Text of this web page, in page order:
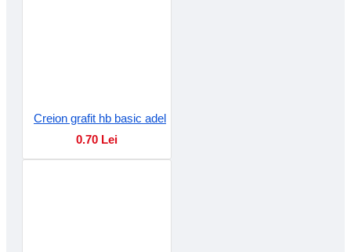
Creion grafit hb basic adel
0.70 Lei